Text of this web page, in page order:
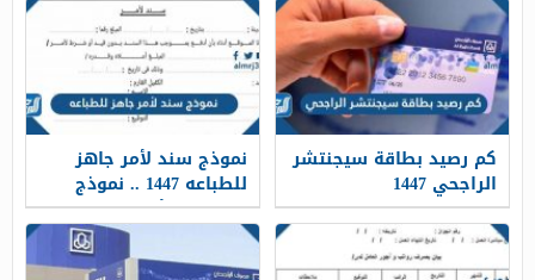
كم رصيد بطاقة سيجنتشر
الراجحي 1447
نموذج سند لأمر جاهز
للطباعه 1447 .. نموذج
سند دين لأمر الكتروني
معتمد